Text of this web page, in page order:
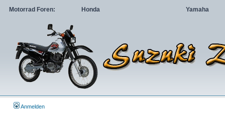
Motorrad Foren: Honda Yamaha
Anmelden